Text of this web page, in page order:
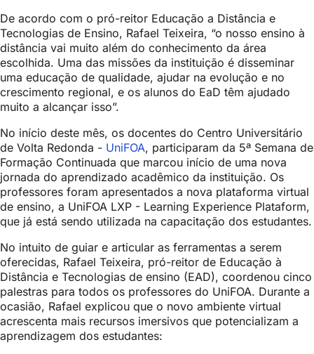
De acordo com o pró-reitor Educação a Distância e
Tecnologias de Ensino, Rafael Teixeira, “o nosso ensino à
distância vai muito além do conhecimento da área
escolhida. Uma das missões da instituição é disseminar
uma educação de qualidade, ajudar na evolução e no
crescimento regional, e os alunos do EaD têm ajudado
muito a alcançar isso”.
No início deste mês, os docentes do Centro Universitário
de Volta Redonda - UniFOA, participaram da 5ª Semana de
Formação Continuada que marcou início de uma nova
jornada do aprendizado acadêmico da instituição. Os
professores foram apresentados a nova plataforma virtual
de ensino, a UniFOA LXP - Learning Experience Plataform,
que já está sendo utilizada na capacitação dos estudantes.
No intuito de guiar e articular as ferramentas a serem
oferecidas, Rafael Teixeira, pró-reitor de Educação à
Distância e Tecnologias de ensino (EAD), coordenou cinco
palestras para todos os professores do UniFOA. Durante a
ocasião, Rafael explicou que o novo ambiente virtual
acrescenta mais recursos imersivos que potencializam a
aprendizagem dos estudantes: